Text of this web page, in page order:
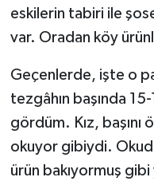
eskilerin tabiri ile
var. Oradan köy
Geçenlerde, işte o
tezgâhın başında
gördüm. Kız,
okuyor gibiydi.
ürün bakıyormuş